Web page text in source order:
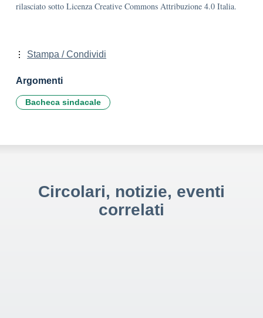
rilasciato sotto Licenza Creative Commons Attribuzione 4.0 Italia.
Stampa / Condividi
Argomenti
Bacheca sindacale
Circolari, notizie, eventi
correlati